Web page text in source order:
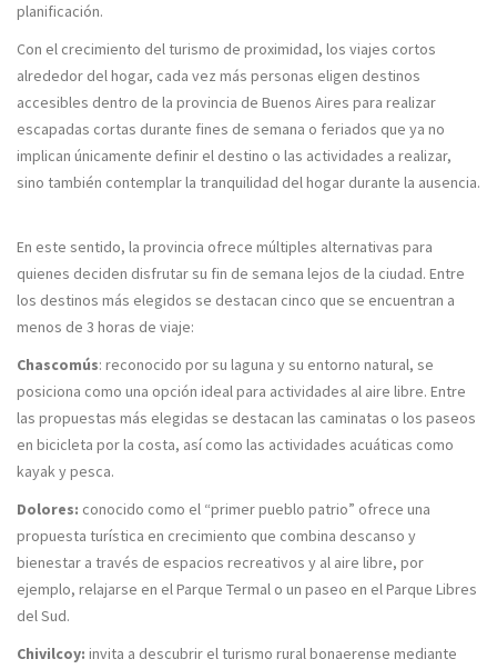
planificación.
Con el crecimiento del turismo de proximidad, los viajes cortos
alrededor del hogar, cada vez más personas eligen destinos
accesibles dentro de la provincia de Buenos Aires para realizar
escapadas cortas durante fines de semana o feriados que ya no
implican únicamente definir el destino o las actividades a realizar,
sino también contemplar la tranquilidad del hogar durante la ausencia.
En este sentido, la provincia ofrece múltiples alternativas para
quienes deciden disfrutar su fin de semana lejos de la ciudad. Entre
los destinos más elegidos se destacan cinco que se encuentran a
menos de 3 horas de viaje:
Chascomús: reconocido por su laguna y su entorno natural, se
posiciona como una opción ideal para actividades al aire libre. Entre
las propuestas más elegidas se destacan las caminatas o los paseos
en bicicleta por la costa, así como las actividades acuáticas como
kayak y pesca.
Dolores: conocido como el “primer pueblo patrio” ofrece una
propuesta turística en crecimiento que combina descanso y
bienestar a través de espacios recreativos y al aire libre, por
ejemplo, relajarse en el Parque Termal o un paseo en el Parque Libres
del Sud.
Chivilcoy: invita a descubrir el turismo rural bonaerense mediante